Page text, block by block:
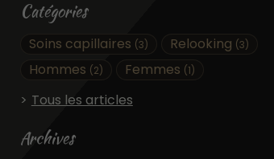
Catégories
Soins capillaires (3) Relooking (3)
Hommes (2) Femmes (1)
Tous les articles
Archives